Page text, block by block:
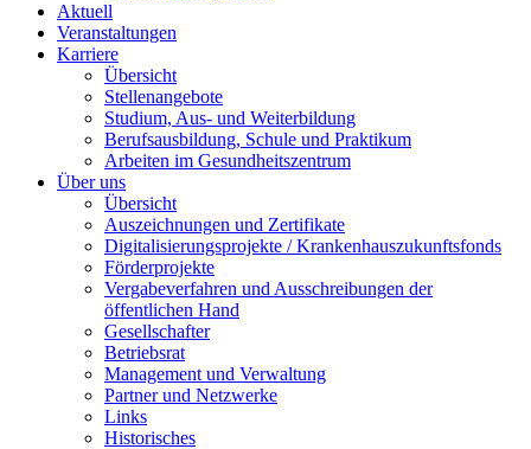
Aktuell
Veranstaltungen
Karriere
Übersicht
Stellenangebote
Studium, Aus- und Weiterbildung
Berufsausbildung, Schule und Praktikum
Arbeiten im Gesundheitszentrum
Über uns
Übersicht
Auszeichnungen und Zertifikate
Digitalisierungsprojekte / Krankenhauszukunftsfonds
Förderprojekte
Vergabeverfahren und Ausschreibungen der
öffentlichen Hand
Gesellschafter
Betriebsrat
Management und Verwaltung
Partner und Netzwerke
Links
Historisches